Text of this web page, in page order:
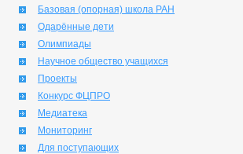
Базовая (опорная) школа РАН
Одарённые дети
Олимпиады
Научное общество учащихся
Проекты
Конкурс ФЦПРО
Медиатека
Мониторинг
Для поступающих